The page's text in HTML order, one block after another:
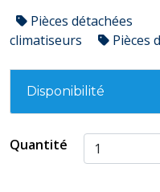
Pièces détachées
climatiseurs
Pièces
Disponibilité
Quantité